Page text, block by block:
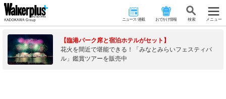
ニュース･連載 おでかけ情報 検 索 メニュー
【臨港パーク席と宿泊ホテルがセット】
花火を間近で堪能できる！「みなとみらいフェスティバ
ル」鑑賞ツアーを販売中